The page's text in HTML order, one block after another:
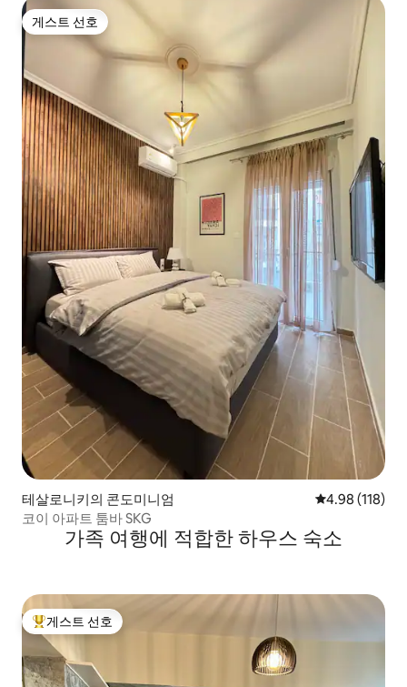
게스트 선호
게스트 선호
테살로니키의 콘도미니엄 평점 4.98점(5
4.98 (118)
코이 아파트 툼바 SKG
가족 여행에 적합한 하우스 숙소
상위 게스트 선호
게스트 선호